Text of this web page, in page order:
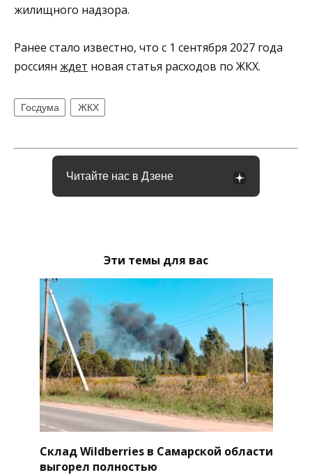
жилищного надзора.
Ранее стало известно, что с 1 сентября 2027 года
россиян ждет новая статья расходов по ЖКХ.
Госдума ЖКХ
Читайте нас в Дзене
Эти темы для вас
Склад Wildberries в Самарской области
выгорел полностью